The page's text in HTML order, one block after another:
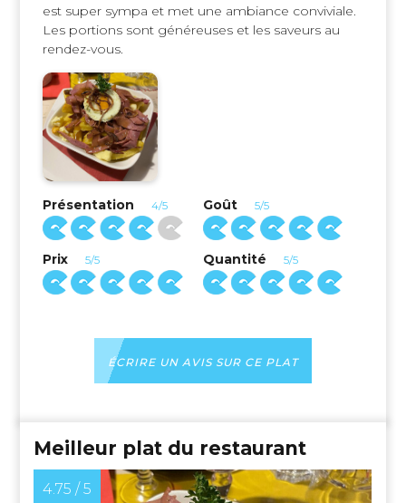
est super sympa et met une ambiance conviviale.
Les portions sont généreuses et les saveurs au
rendez-vous.
Présentation 4/5 Goût 5/5
Prix 5/5 Quantité 5/5
ÉCRIRE UN AVIS SUR CE PLAT
Meilleur plat du restaurant
4.75 / 5